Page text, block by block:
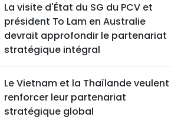
La visite d'État du SG du PCV et
président To Lam en Australie
devrait approfondir le partenariat
stratégique intégral
Le Vietnam et la Thaïlande veulent
renforcer leur partenariat
stratégique global